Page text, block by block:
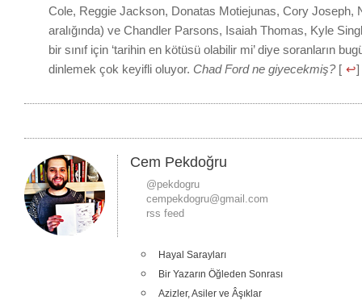
Cole, Reggie Jackson, Donatas Motiejunas, Cory Joseph,
aralığında) ve Chandler Parsons, Isaiah Thomas, Kyle
bir sınıf için ‘tarihin en kötüsü olabilir mi’ diye soranların
dinlemek çok keyifli oluyor. Chad Ford ne giyecekmiş?[ ↩]
Cem Pekdoğru
@pekdogru
cempekdogru@gmail.com
rss feed
Hayal Sarayları
Bir Yazarın Öğleden Sonrası
Azizler, Asiler ve Âşıklar